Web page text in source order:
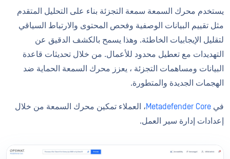
يستخدم محرك السمعة سمعة التجزئة بناء على التحليل المتقدم
مثل تقييم البيانات الوصفية وفحص المحتوى والارتباط السياقي
لتقليل الإيجابيات الخاطئة. وهذا يسمح بالكشف الدقيق عن
التهديدات مع تعطيل محدود للأعمال. من خلال تحديثات قاعدة
البيانات ومساهمات التجزئة ، يعزز محرك السمعة الحماية ضد
الهجمات الجديدة والمتطورة.
في Metadefender Core، العملاء تمكين محرك السمعة من خلال
إعدادات إدارة سير العمل.